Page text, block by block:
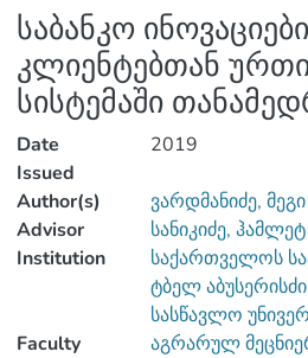
საბანკო ინოვაციები
კლიენტებთან
სისტემაში
Date
Issued
2019
Author(s)
ვარდმანიძე, მეგი
Advisor
სანიკიძე, ჰამლეტ
Institution
საქართველოს
ტბელ
სასწავლო
Faculty
აგრარულ